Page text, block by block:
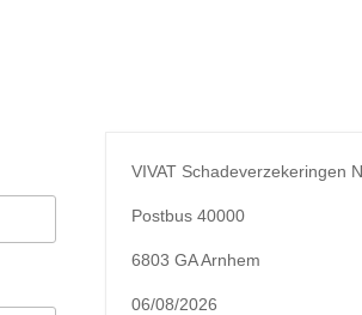
VIVAT Schadeverzekeringen
Postbus 40000
6803 GA Arnhem
06/08/2026